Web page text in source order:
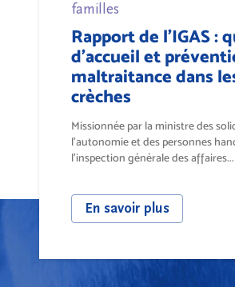
familles
Rapport de l'IGAS :
d'accueil et
maltraitance dans
crèches
Missionnée par la ministre des
l’autonomie et des personnes
l’inspection générale des affaires...
En savoir plus